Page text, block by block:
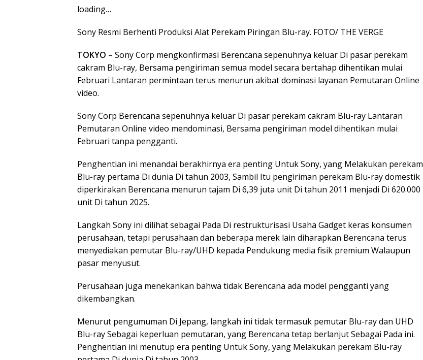
loading…
Sony Resmi Berhenti Produksi Alat Perekam Piringan Blu-ray. FOTO/ THE VERGE
TOKYO – Sony Corp mengkonfirmasi Berencana sepenuhnya keluar Di pasar perekam
cakram Blu-ray, Bersama pengiriman semua model secara bertahap dihentikan mulai
Februari Lantaran permintaan terus menurun akibat dominasi layanan Pemutaran Online
video.
Sony Corp Berencana sepenuhnya keluar Di pasar perekam cakram Blu-ray Lantaran
Pemutaran Online video mendominasi, Bersama pengiriman model dihentikan mulai
Februari tanpa pengganti.
Penghentian ini menandai berakhirnya era penting Untuk Sony, yang Melakukan perekam
Blu-ray pertama Di dunia Di tahun 2003, Sambil Itu pengiriman perekam Blu-ray domestik
diperkirakan Berencana menurun tajam Di 6,39 juta unit Di tahun 2011 menjadi Di 620.000
unit Di tahun 2025.
Langkah Sony ini dilihat sebagai Pada Di restrukturisasi Usaha Gadget keras konsumen
perusahaan, tetapi perusahaan dan beberapa merek lain diharapkan Berencana terus
menyediakan pemutar Blu-ray/UHD kepada Pendukung media fisik premium Walaupun
pasar menyusut.
Perusahaan juga menekankan bahwa tidak Berencana ada model pengganti yang
dikembangkan.
Menurut pengumuman Di Jepang, langkah ini tidak termasuk pemutar Blu-ray dan UHD
Blu-ray Sebagai keperluan pemutaran, yang Berencana tetap berlanjut Sebagai Pada ini.
Penghentian ini menutup era penting Untuk Sony, yang Melakukan perekam Blu-ray